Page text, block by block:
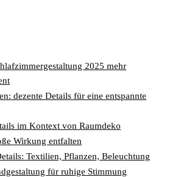
2025 mehr
dezente Details für eine entspannte
im Kontext von Raumdeko
Wirkung entfalten
Textilien, Pflanzen, Beleuchtung
für ruhige Stimmung